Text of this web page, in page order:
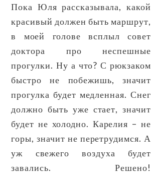
Пока Юля рассказывала, какой
красивый должен быть маршрут,
в моей голове всплыл совет
доктора про неспешные
прогулки. Ну а что? С рюкзаком
быстро не побежишь, значит
прогулка будет медленная. Снег
должно быть уже стает, значит
будет не холодно. Карелия – не
горы, значит не перетрудимся. А
уж свежего воздуха будет
завались. Решено!